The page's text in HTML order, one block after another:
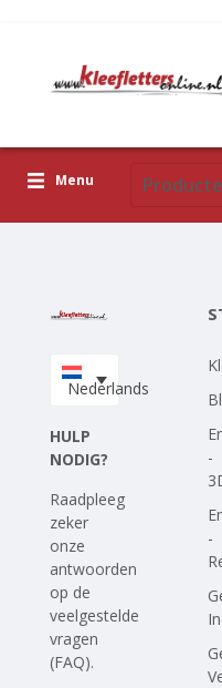
Menu
Upload je eigen
Nederlands
HULP
NODIG?
Raadpleeg
zeker
onze
antwoorden
op de
veelgestelde
vragen
(FAQ).
-
-